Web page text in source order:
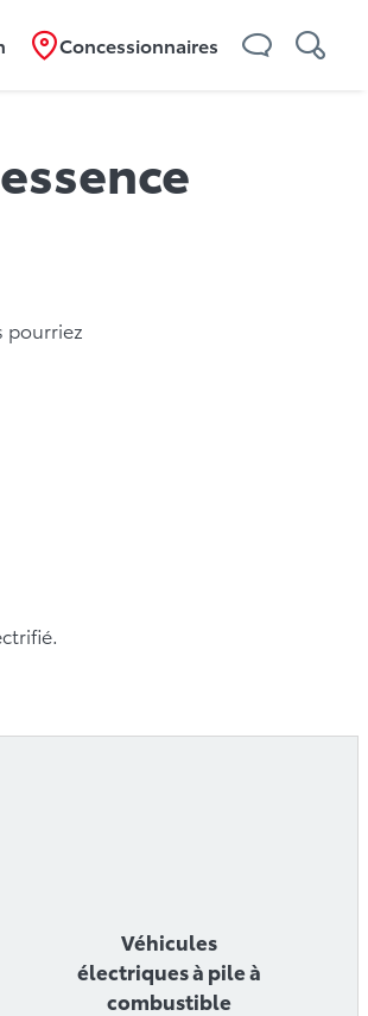
Concessionnaires
pourriez
Véhicules
électriques à pile à
combustible